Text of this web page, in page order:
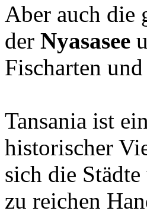
Aber auch die
der Nyasasee
Fischarten
Tansania ist
historischer
sich die
zu reichen